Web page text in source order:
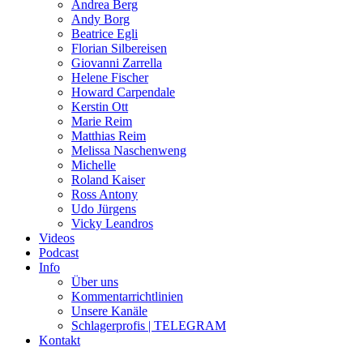
Andrea Berg
Andy Borg
Beatrice Egli
Florian Silbereisen
Giovanni Zarrella
Helene Fischer
Howard Carpendale
Kerstin Ott
Marie Reim
Matthias Reim
Melissa Naschenweng
Michelle
Roland Kaiser
Ross Antony
Udo Jürgens
Vicky Leandros
Videos
Podcast
Info
Über uns
Kommentarrichtlinien
Unsere Kanäle
Schlagerprofis | TELEGRAM
Kontakt